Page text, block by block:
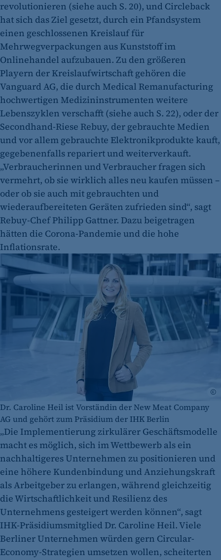
revolutionieren (siehe auch S. 20), und Circleback
hat sich das Ziel gesetzt, durch ein Pfandsystem
einen geschlossenen Kreislauf für
Mehrwegverpackungen aus Kunststoff im
Onlinehandel aufzubauen. Zu den größeren
Playern der Kreislaufwirtschaft gehören die
Vanguard AG, die durch Medical Remanufacturing
hochwertigen Medizininstrumenten weitere
Lebenszyklen verschafft (siehe auch S. 22), oder der
Secondhand-Riese Rebuy, der gebrauchte Medien
und vor allem gebrauchte Elektronikprodukte kauft,
gegebenenfalls repariert und weiterverkauft.
„Verbraucherinnen und Verbraucher fragen sich
vermehrt, ob sie wirklich alles neu kaufen müssen –
oder ob sie auch mit gebrauchten und
wiederaufbereiteten Geräten zufrieden sind“, sagt
Rebuy-Chef Philipp ­Gattner. Dazu beigetragen
hätten die Corona-Pandemie und die hohe
Inflationsrate.
Dr. Caroline Heil ist Vorständin der New Meat Company
AG und gehört zum Präsidium der IHK Berlin
„Die Implementierung zirkulärer Geschäftsmodelle
macht es möglich, sich im Wettbewerb als ein
nachhaltigeres Unternehmen zu positionieren und
eine höhere Kundenbindung und Anziehungskraft
als Arbeitgeber zu erlangen, während gleichzeitig
die Wirtschaftlichkeit und Resilienz des
Unternehmens gesteigert werden können“, sagt
IHK-Präsidiumsmitglied Dr. ­Caroline Heil. Viele
Berliner Unternehmen würden gern Circular-
Economy-Strategien umsetzen wollen, scheiterten